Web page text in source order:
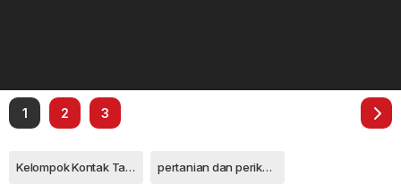
1 2 3
Kelompok Kontak Tani Nelayan Andalan pertanian dan perikanan